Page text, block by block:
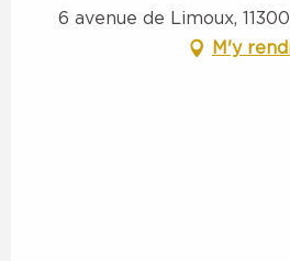
6 avenue de Limoux,
M'y